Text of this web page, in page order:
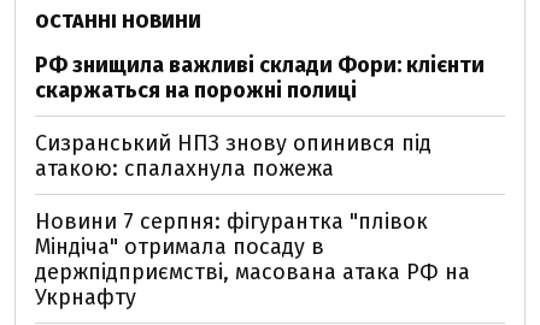
ОСТАННІ НОВИНИ
РФ знищила важливі склади Фори: клієнти
скаржаться на порожні полиці
Сизранський НПЗ знову опинився під
атакою: спалахнула пожежа
Новини 7 серпня: фігурантка "плівок
Міндіча" отримала посаду в
держпідприємстві, масована атака РФ на
Укрнафту